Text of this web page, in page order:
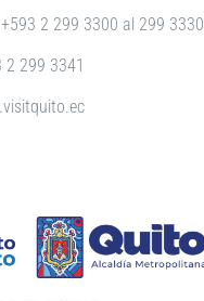
2 299 3300 al 299 3330
2 299 3341